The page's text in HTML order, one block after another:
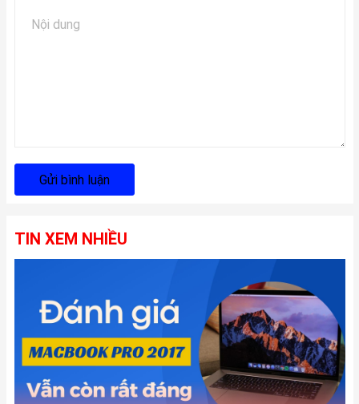
Gửi bình luận
TIN XEM NHIỀU